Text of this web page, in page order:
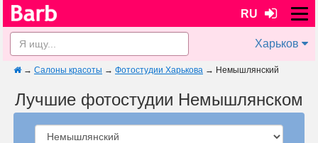
RU
Харьков
→ Салоны красоты → Фотостудии Харькова → Немышлянский
Лучшие фотостудии Немышлянском